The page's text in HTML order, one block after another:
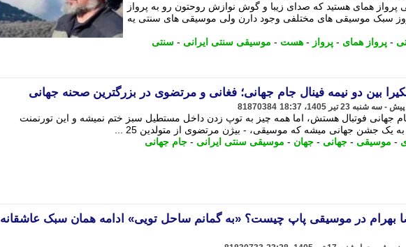
پرواز همای هستید که صدای زیبا و گوش نوازش روحتون رو به پرواز
سبک موسیقی های مختلفی وجود دارن ولی موسیقی های سنتی یه
- پرواز همای - پرواز - هست - موسیقی سنتی ایرانی - سنتی
بین دو نیمه فینال جام جهانی؛ فغانی و مرتضوی در بزرگترین صحنه جهانی
81870384
فوتبال هستش، اما همه چیز به توپ زدن داخل مستطیل سبز ختم نمیشه و این تورنمنت
یک جشن جهانی میشه که موسیقی، - بیژن مرتضوی از متولدین 25 ...
- موسیقی - جهانی - جهان - موسیقی سنتی ایرانی - جام جهانی
بهرام در موسیقی پاپ چیست؟ «به گمانم ساحل تویی» ادامه همان سبک عاشقانه